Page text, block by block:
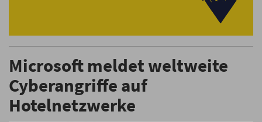
Microsoft meldet weltweite
Cyberangriffe auf
Hotelnetzwerke